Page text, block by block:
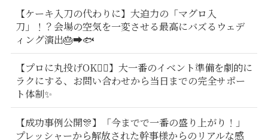
【ケーキ入刀の代わりに】大迫力の「マグロ入
刀」！？会場の空気を一変させる最高にバズるウェデ
ィング演出🎂➡️🐟
【プロに丸投げOK🙆‍♂️】大一番のイベント準備を劇的に
ラクにする、お問い合わせから当日までの完全サポー
ト体制✨
【成功事例公開🎊】「今までで一番の盛り上がり！」
プレッシャーから解放された幹事様からのリアルな感